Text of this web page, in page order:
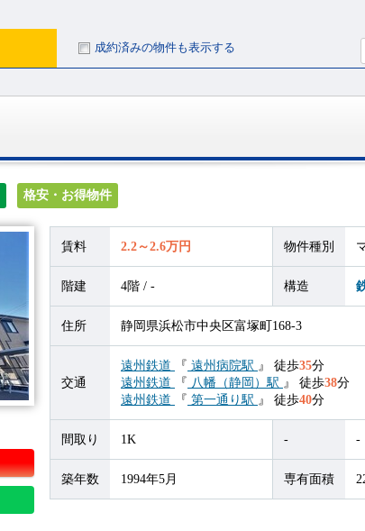
成約済みの物件も表示する
格安・お得物件
賃料 2.2～2.6万円 物件種別
階建 4階 / - 構造
住所 静岡県浜松市中央区富塚町168-3
交通
遠州鉄道 『 遠州病院駅 』 徒歩35分
遠州鉄道
『 八幡（静岡）駅 』 徒歩38分
遠州鉄道
『 第一通り駅 』 徒歩40分
間取り 1K - -
築年数 1994年5月 専有面積